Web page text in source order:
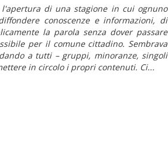
di una stagione in cui ognuno
conoscenze e informazioni, di
la parola senza dover passare
per il comune cittadino. Sembrava
a tutti – gruppi, minoranze, singoli
in circolo i propri contenuti. Ci...